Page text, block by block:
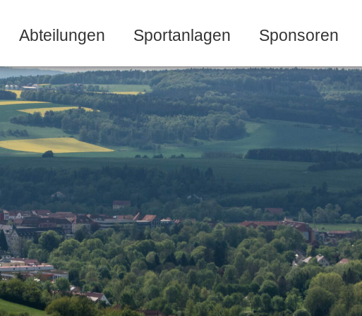
Abteilungen Sportanlagen Sponsoren